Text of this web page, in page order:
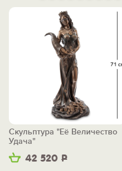
42 520 Р
Скульптура "Её Величество
Удача"